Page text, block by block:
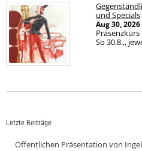
und Specials
Aug 30, 2026
Präsenzkurs
So 30.8.,,
Letzte Beiträge
Öffentlichen Präsentation von